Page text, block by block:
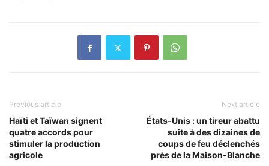
Previous article
Haïti et Taïwan signent
quatre accords pour
stimuler la production
agricole
Next article
États-Unis : un tireur abattu
suite à des dizaines de
coups de feu déclenchés
près de la Maison-Blanche